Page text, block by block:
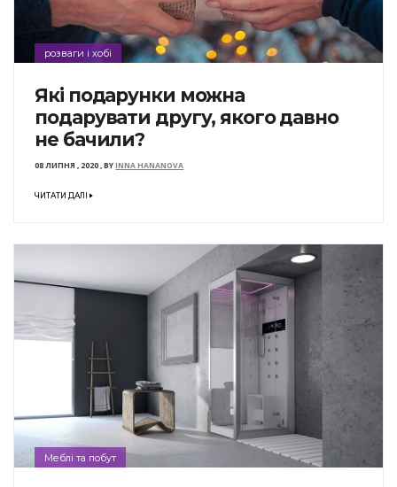
розваги і хобі
Які подарунки можна
подарувати другу, якого давно
не бачили?
08 ЛИПНЯ , 2020,BYINNA HANANOVA
ЧИТАТИ ДАЛІ
Меблі та побут